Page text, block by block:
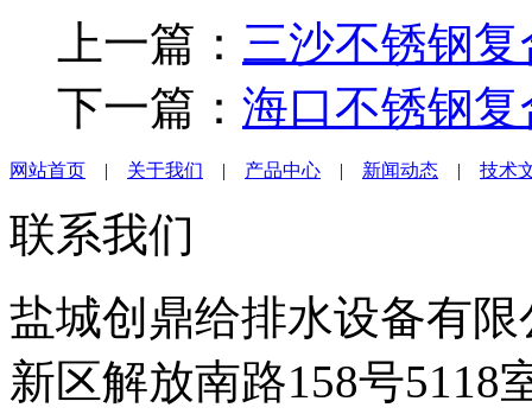
上一篇： 三沙不锈钢
下一篇： 海口不锈钢
网站首页 | 关于我们 | 产品中心 | 新闻动态 | 技术
联系我们
盐城创鼎给排水设备有限
新区解放南路158号